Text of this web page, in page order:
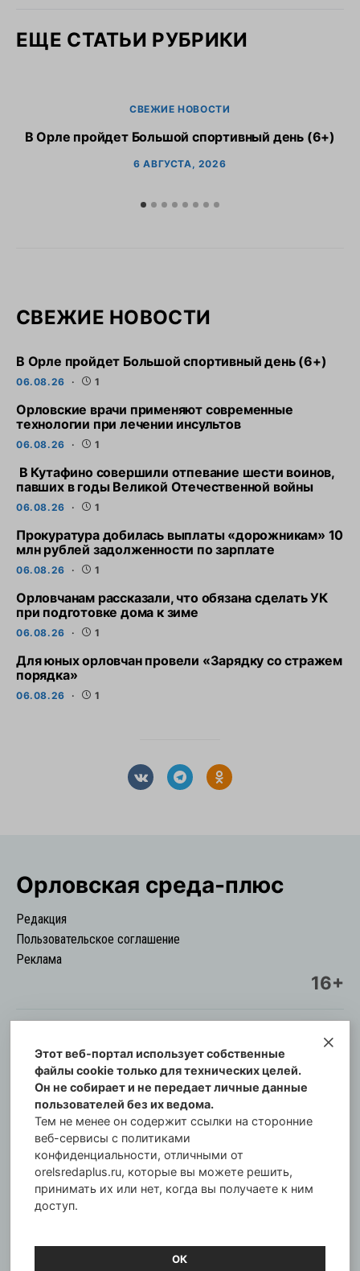
ЕЩЕ СТАТЬИ РУБРИКИ
СВЕЖИЕ НОВОСТИ
В Орле пройдет Большой спортивный день (6+)
6 АВГУСТА, 2026
СВЕЖИЕ НОВОСТИ
В Орле пройдет Большой спортивный день (6+)
06.08.26 1
Орловские врачи применяют современные
технологии при лечении инсультов
06.08.26 1
В Кутафино совершили отпевание шести воинов,
павших в годы Великой Отечественной войны
06.08.26 1
Прокуратура добилась выплаты «дорожникам» 10
млн рублей задолженности по зарплате
06.08.26 1
Орловчанам рассказали, что обязана сделать УК
при подготовке дома к зиме
06.08.26 1
Для юных орловчан провели «Зарядку со стражем
порядка»
06.08.26 1
Орловская cреда-плюс
Редакция
Пользовательское соглашение
Реклама
16+
© Информационный городской портал
Орловская cреда-плюс, 2021-2026
Свидетельство о регистрации СМИ: ПИ №57-
00254 от 29 октября 2013 г.
Газета зарегистрирована Управлением
Федеральной службы по надзору в сфере связи,
информационных технологий и массовых
коммуникаций по Орловской области.
Главный редактор: Татьяна Филёва
Этот веб-портал использует собственные
файлы cookie только для технических целей.
Он не собирает и не передает личные данные
пользователей без их ведома.
Тем не менее он содержит ссылки на сторонние
веб-сервисы с политиками
конфиденциальности, отличными от
orelsredaplus.ru, которые вы можете решить,
принимать их или нет, когда вы получаете к ним
доступ.
ОК